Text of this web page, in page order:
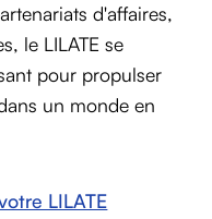
d'affaires,
le LILATE se
pour propulser
un monde en
LILATE